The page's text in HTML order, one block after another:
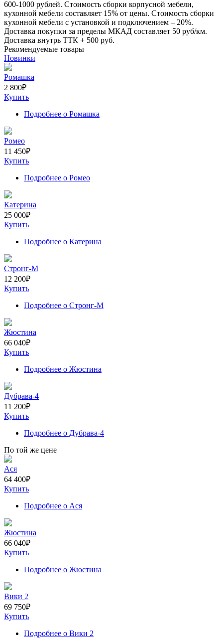
600-1000 рублей. Стоимость сборки корпусной мебели,
кухонной мебели составляет 15% от цены. Стоимость сборки
кухонной мебели с установкой и подключением – 20%.
Доставка покупки за пределы МКАД составляет 50 руб/км.
Доставка внутрь ТТК + 500 руб.
Рекомендуемые товары
Новинки
Ромашка
2 800₽
Купить
Подробнее о Ромашка
Ромео
11 450₽
Купить
Подробнее о Ромео
Катерина
25 000₽
Купить
Подробнее о Катерина
Стронг-М
12 200₽
Купить
Подробнее о Стронг-М
Жюстина
66 040₽
Купить
Подробнее о Жюстина
Дубрава-4
11 200₽
Купить
Подробнее о Дубрава-4
По той же цене
Ася
64 400₽
Купить
Подробнее о Ася
Жюстина
66 040₽
Купить
Подробнее о Жюстина
Вики 2
69 750₽
Купить
Подробнее о Вики 2